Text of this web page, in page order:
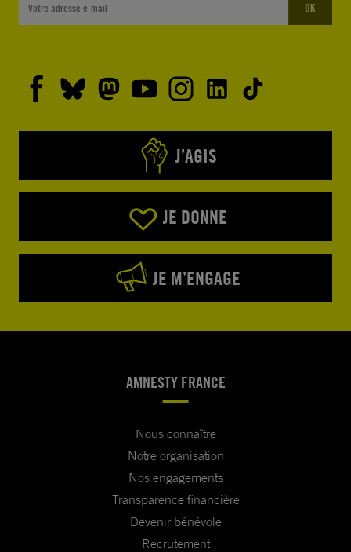
OK
J’AGIS
JE DONNE
JE M’ENGAGE
AMNESTY FRANCE
Nous connaître
Notre organisation
Nos engagements
Transparence financière
Devenir bénévole
Recrutement